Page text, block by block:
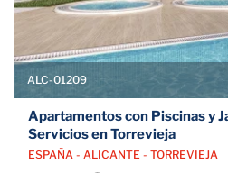
ALC-01209
Apartamentos con Piscinas y
Servicios en Torrevieja
ESPAÑA - ALICANTE - TORREVIEJA